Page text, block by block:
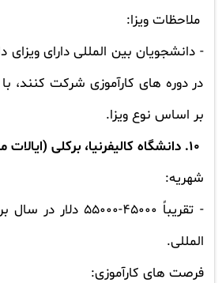
ملاحظات ویزا:
- دانشجویان بین المللی دارای ویزای
در دوره های کارآموزی شرکت کنند،
بر اساس نوع ویزا.
10. دانشگاه کالیفرنیا، برکلی (ایالات متحده آمریکا)
شهریه:
- تقریباً 45000-55000
المللی.
فرصت های کارآموزی: